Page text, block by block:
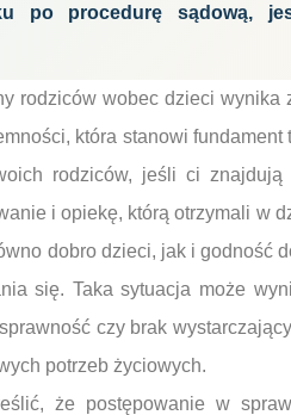
po procedurę sądową,
rodziców wobec dzieci
która stanowi
rodziców, jeśli ci
i opiekę, którą otrzymali w
dobro dzieci, jak i godność
się. Taka sytuacja może
czy brak
potrzeb życiowych.
że postępowanie w